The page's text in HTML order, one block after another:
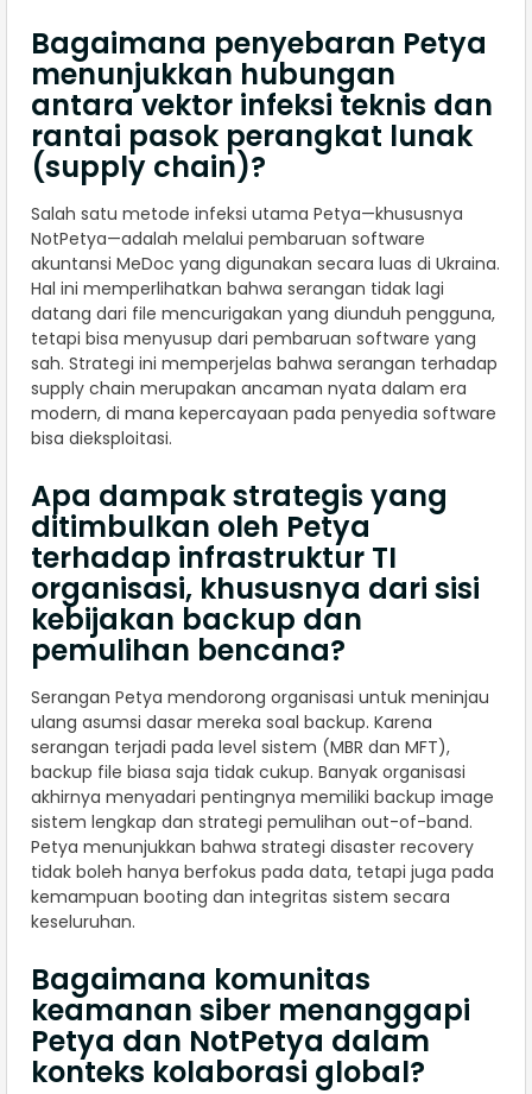
Bagaimana penyebaran Petya
menunjukkan hubungan
antara vektor infeksi teknis dan
rantai pasok perangkat lunak
(supply chain)?
Salah satu metode infeksi utama Petya—khususnya
NotPetya—adalah melalui pembaruan software
akuntansi MeDoc yang digunakan secara luas di Ukraina.
Hal ini memperlihatkan bahwa serangan tidak lagi
datang dari file mencurigakan yang diunduh pengguna,
tetapi bisa menyusup dari pembaruan software yang
sah. Strategi ini memperjelas bahwa serangan terhadap
supply chain merupakan ancaman nyata dalam era
modern, di mana kepercayaan pada penyedia software
bisa dieksploitasi.
Apa dampak strategis yang
ditimbulkan oleh Petya
terhadap infrastruktur TI
organisasi, khususnya dari sisi
kebijakan backup dan
pemulihan bencana?
Serangan Petya mendorong organisasi untuk meninjau
ulang asumsi dasar mereka soal backup. Karena
serangan terjadi pada level sistem (MBR dan MFT),
backup file biasa saja tidak cukup. Banyak organisasi
akhirnya menyadari pentingnya memiliki backup image
sistem lengkap dan strategi pemulihan out-of-band.
Petya menunjukkan bahwa strategi disaster recovery
tidak boleh hanya berfokus pada data, tetapi juga pada
kemampuan booting dan integritas sistem secara
keseluruhan.
Bagaimana komunitas
keamanan siber menanggapi
Petya dan NotPetya dalam
konteks kolaborasi global?